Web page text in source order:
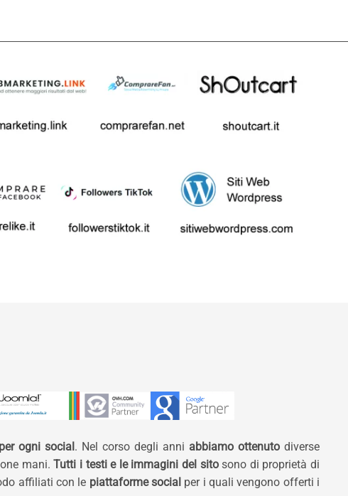
ogni social. Nel corso degli anni abbiamo ottenuto diverse
mani.Tutti i testi e le immagini del sitosono di proprietà di
affiliati con le piattaforme social per i quali vengono offerti i